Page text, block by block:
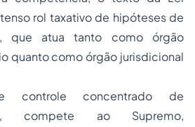
rol taxativo de hipóteses de
que atua tanto como órgão
quanto como órgão jurisdicional
controle concentrado de
compete ao Supremo,